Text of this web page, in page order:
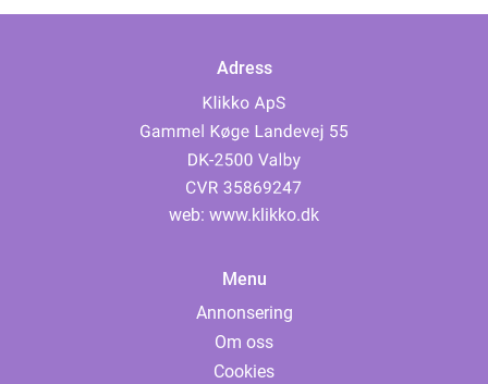
Adress
web: www.klikko.dk
Menu
Annonsering
Om oss
Cookies